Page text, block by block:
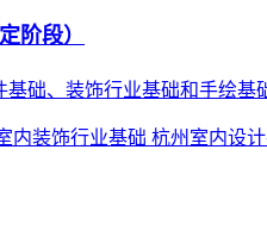
阶段）
基础、装饰行业基础和手绘
内装饰行业基础 杭州室内设